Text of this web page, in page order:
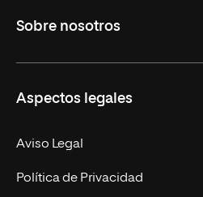
Másteres Oficiales
Doctorados
Experto Universitario
Postgrados
Sobre nosotros
Facultades
Nuestro Equipo
Trabaja en UNIR
Aspectos legales
Aviso Legal
Política de Privacidad